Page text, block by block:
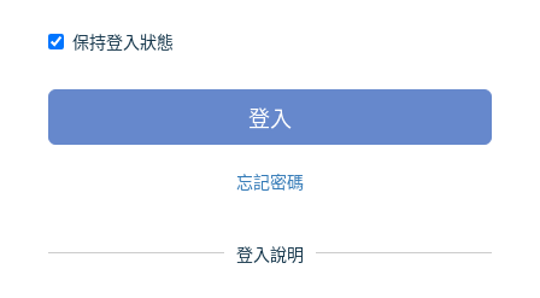
保持登入狀態
登入
忘記密碼
登入說明